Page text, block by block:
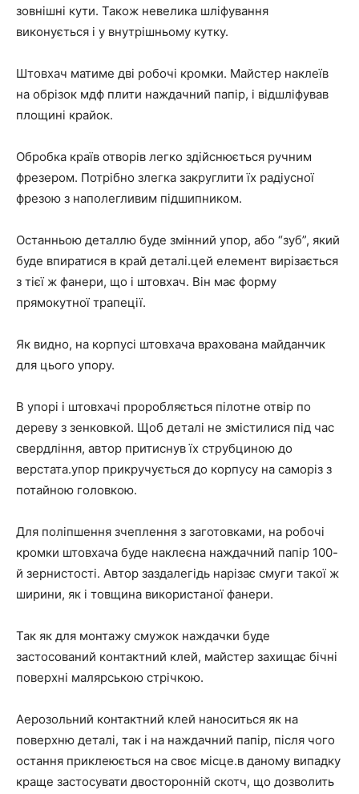
зовнішні кути. Також невелика шліфування
виконується і у внутрішньому кутку.
Штовхач матиме дві робочі кромки. Майстер наклеїв
на обрізок мдф плити наждачний папір, і відшліфував
площині крайок.
Обробка країв отворів легко здійснюється ручним
фрезером. Потрібно злегка закруглити їх радіусної
фрезою з наполегливим підшипником.
Останньою деталлю буде змінний упор, або “зуб”, який
буде впиратися в край деталі.цей елемент вирізається
з тієї ж фанери, що і штовхач. Він має форму
прямокутної трапеції.
Як видно, на корпусі штовхача врахована майданчик
для цього упору.
В упорі і штовхачі проробляється пілотне отвір по
дереву з зенковкой. Щоб деталі не змістилися під час
свердління, автор притиснув їх струбциною до
верстата.упор прикручується до корпусу на саморіз з
потайною головкою.
Для поліпшення зчеплення з заготовками, на робочі
кромки штовхача буде наклеєна наждачний папір 100-
й зернистості. Автор заздалегідь нарізає смуги такої ж
ширини, як і товщина використаної фанери.
Так як для монтажу смужок наждачки буде
застосований контактний клей, майстер захищає бічні
поверхні малярською стрічкою.
Аерозольний контактний клей наноситься як на
поверхню деталі, так і на наждачний папір, після чого
остання приклеюється на своє місце.в даному випадку
краще застосувати двосторонній скотч, що дозволить